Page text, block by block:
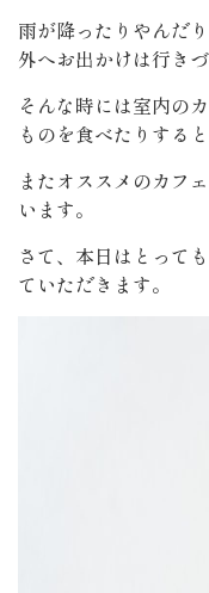
雨が降ったりやんだ
外へお出かけは行き
そんな時には室内の
ものを食べたりする
またオススメのカフ
います。
さて、本日はとって
ていただきます。